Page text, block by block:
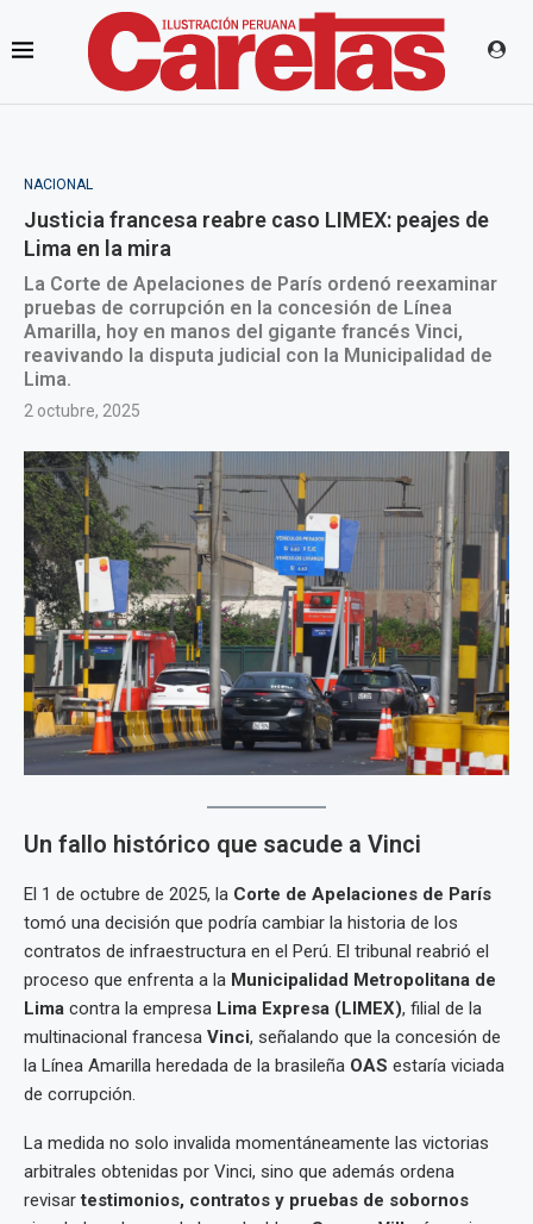
NACIONAL
Justicia francesa reabre caso LIMEX: peajes de
Lima en la mira
La Corte de Apelaciones de París ordenó reexaminar
pruebas de corrupción en la concesión de Línea
Amarilla, hoy en manos del gigante francés Vinci,
reavivando la disputa judicial con la Municipalidad de
Lima.
2 octubre, 2025
Un fallo histórico que sacude a Vinci
El 1 de octubre de 2025, la Corte de Apelaciones de París
tomó una decisión que podría cambiar la historia de los
contratos de infraestructura en el Perú. El tribunal reabrió el
proceso que enfrenta a la Municipalidad Metropolitana de
Lima contra la empresa Lima Expresa (LIMEX), filial de la
multinacional francesa Vinci, señalando que la concesión de
la Línea Amarilla heredada de la brasileña OAS estaría viciada
de corrupción.
La medida no solo invalida momentáneamente las victorias
arbitrales obtenidas por Vinci, sino que además ordena
revisartestimonios, contratos y pruebas de sobornos